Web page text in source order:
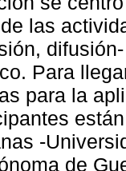
las
Para
para la
-
de